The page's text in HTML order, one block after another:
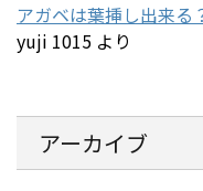
アガベは葉挿し出来
yuji 1015 より
アーカイブ